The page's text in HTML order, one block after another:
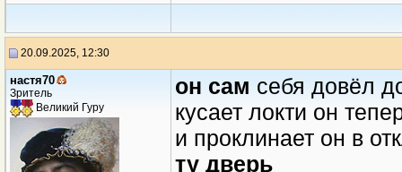
20.09.2025, 12:30
настя70
Зритель
Великий Гуру
он сам себя довёл
кусает локти он
и проклинает он в
ту дверь